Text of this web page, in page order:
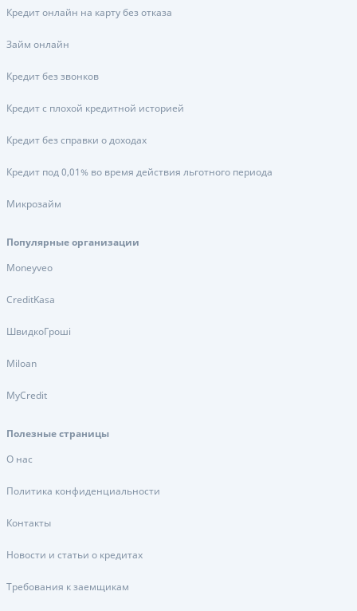
Кредит онлайн на карту без отказа
Займ онлайн
Кредит без звонков
Кредит с плохой кредитной историей
Кредит без справки о доходах
Кредит под 0,01% во время действия льготного периода
Микрозайм
Популярные организации
Moneyveo
CreditKasa
ШвидкоГроші
Miloan
MyCredit
Полезные страницы
О нас
Политика конфиденциальности
Контакты
Новости и статьи о кредитах
Требования к заемщикам